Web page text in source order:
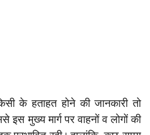
के हताहत होने की जानकारी तो
मुख्य मार्ग पर वाहनों व लोगों की